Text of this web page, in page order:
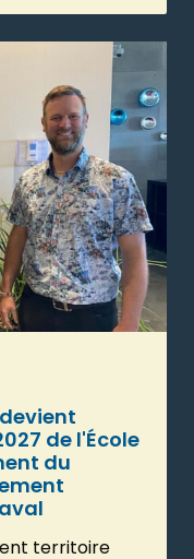
de l'École
du
territoire